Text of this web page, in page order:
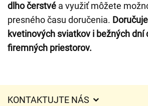
dlho čerstvé a využiť môžete
presného času doručenia.
kvetinových sviatkov i bežných dní
firemných priestorov.
KONTAKTUJTE NÁS